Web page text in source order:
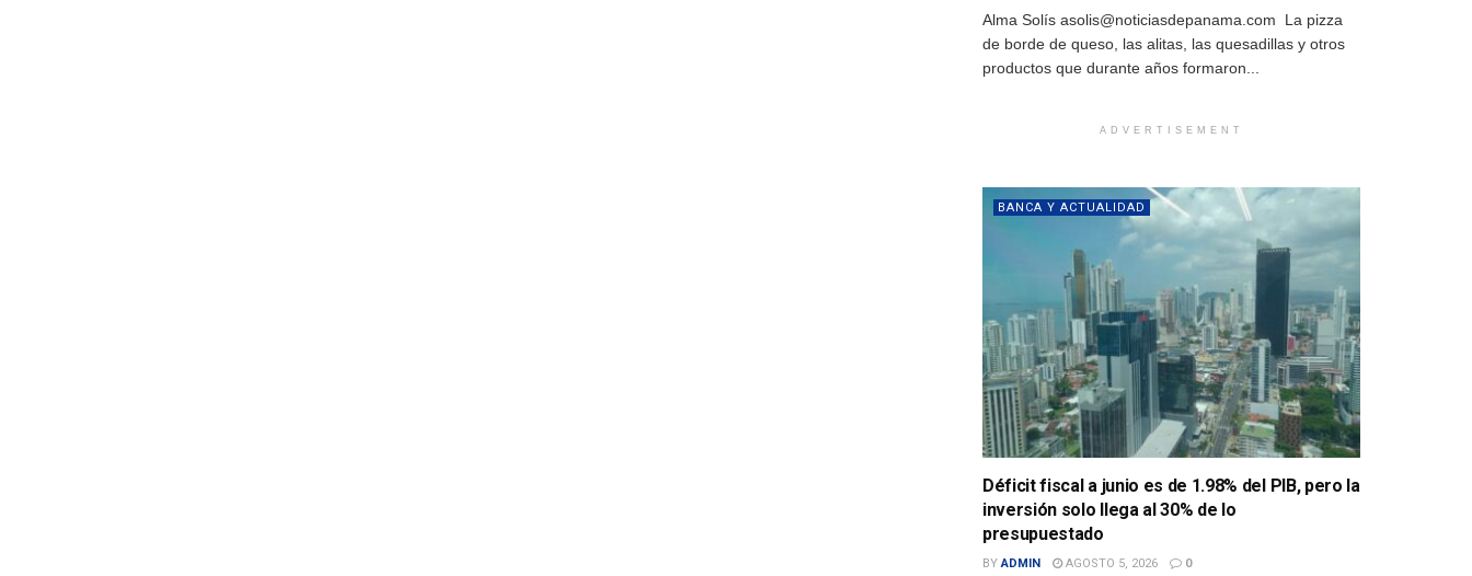
Alma Solís asolis@noticiasdepanama.com La pizza
de borde de queso, las alitas, las quesadillas y otros
productos que durante años formaron...
ADVERTISEMENT
BANCA Y ACTUALIDAD
Déficit fiscal a junio es de 1.98% del PIB, pero la
inversión solo llega al 30% de lo
presupuestado
BY ADMIN AGOSTO 5, 2026 0